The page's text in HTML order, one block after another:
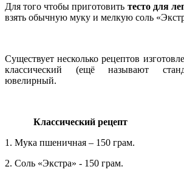
Для того чтобы приготовить тесто для
взять обычную муку и мелкую соль
Существует несколько рецептов
классический (ещё называют
ювелирный.
Классический рецепт
1. Мука пшеничная – 150 грам.
2. Соль «Экстра» - 150 грам.